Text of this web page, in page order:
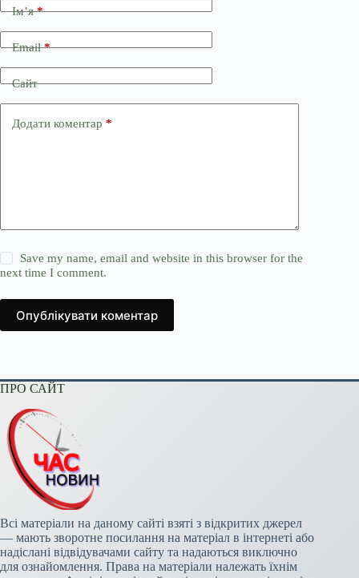
Ім’я*
Email*
Сайт
Додати коментар *
Save my name, email and website in this browser for the
next time I comment.
Опублікувати коментар
ПРО САЙТ
Всі матеріали на даному сайті взяті з відкритих джерел
— мають зворотне посилання на матеріал в інтернеті або
надіслані відвідувачами сайту та надаються виключно
для ознайомлення. Права на матеріали належать їхнім